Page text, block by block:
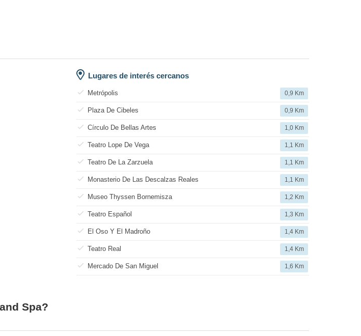
Lugares de interés cercanos
Metrópolis 0,9 Km
Plaza De Cibeles 0,9 Km
Círculo De Bellas Artes 1,0 Km
Teatro Lope De Vega 1,1 Km
Teatro De La Zarzuela 1,1 Km
Monasterio De Las Descalzas Reales 1,1 Km
Museo Thyssen Bornemisza 1,2 Km
Teatro Español 1,3 Km
El Oso Y El Madroño 1,4 Km
Teatro Real 1,4 Km
Mercado De San Miguel 1,6 Km
Spa?